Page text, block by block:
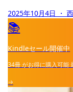
2025年10月4日 ・
📚
Kindleセール開催中
34冊がお得に購入可能
→